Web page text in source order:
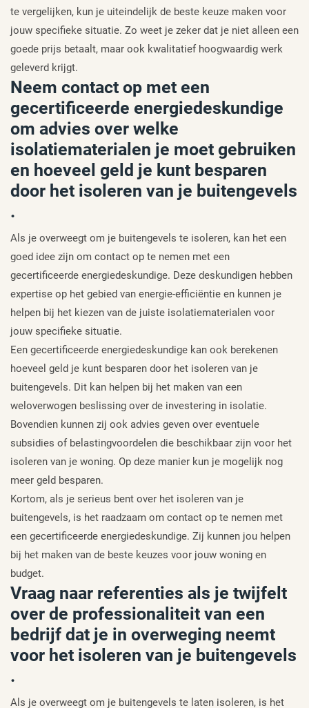
te vergelijken, kun je uiteindelijk de beste keuze maken voor
jouw specifieke situatie. Zo weet je zeker dat je niet alleen een
goede prijs betaalt, maar ook kwalitatief hoogwaardig werk
geleverd krijgt.
Neem contact op met een
gecertificeerde energiedeskundige
om advies over welke
isolatiematerialen je moet gebruiken
en hoeveel geld je kunt besparen
door het isoleren van je buitengevels
.
Als je overweegt om je buitengevels te isoleren, kan het een
goed idee zijn om contact op te nemen met een
gecertificeerde energiedeskundige. Deze deskundigen hebben
expertise op het gebied van energie-efficiëntie en kunnen je
helpen bij het kiezen van de juiste isolatiematerialen voor
jouw specifieke situatie.
Een gecertificeerde energiedeskundige kan ook berekenen
hoeveel geld je kunt besparen door het isoleren van je
buitengevels. Dit kan helpen bij het maken van een
weloverwogen beslissing over de investering in isolatie.
Bovendien kunnen zij ook advies geven over eventuele
subsidies of belastingvoordelen die beschikbaar zijn voor het
isoleren van je woning. Op deze manier kun je mogelijk nog
meer geld besparen.
Kortom, als je serieus bent over het isoleren van je
buitengevels, is het raadzaam om contact op te nemen met
een gecertificeerde energiedeskundige. Zij kunnen jou helpen
bij het maken van de beste keuzes voor jouw woning en
budget.
Vraag naar referenties als je twijfelt
over de professionaliteit van een
bedrijf dat je in overweging neemt
voor het isoleren van je buitengevels
.
Als je overweegt om je buitengevels te laten isoleren, is het